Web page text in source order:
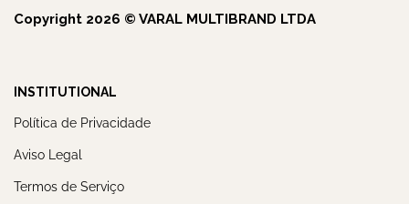
Copyright 2026 © VARAL MULTIBRAND LTDA
INSTITUTIONAL
Política de Privacidade
Aviso Legal
Termos de Serviço